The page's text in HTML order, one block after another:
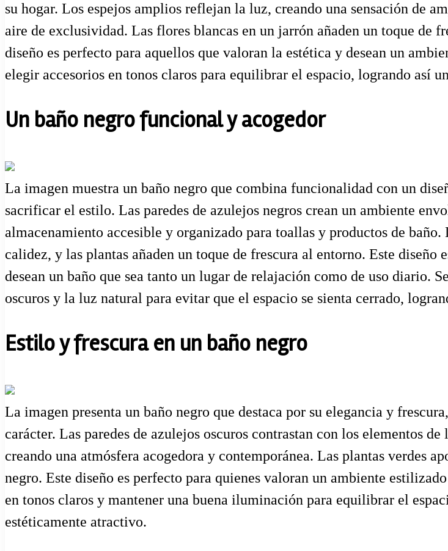
su hogar. Los espejos amplios reflejan la luz, creando una sensación de
aire de exclusividad. Las flores blancas en un jarrón añaden un toque de
diseño es perfecto para aquellos que valoran la estética y desean un
elegir accesorios en tonos claros para equilibrar el espacio, logrando así
Un baño negro funcional y acogedor
La imagen muestra un baño negro que combina funcionalidad con un
sacrificar el estilo. Las paredes de azulejos negros crean un ambiente
almacenamiento accesible y organizado para toallas y productos de
calidez, y las plantas añaden un toque de frescura al entorno. Este
desean un baño que sea tanto un lugar de relajación como de uso diario.
oscuros y la luz natural para evitar que el espacio se sienta cerrado,
Estilo y frescura en un baño negro
La imagen presenta un baño negro que destaca por su elegancia y
carácter. Las paredes de azulejos oscuros contrastan con los elementos
creando una atmósfera acogedora y contemporánea. Las plantas verdes
negro. Este diseño es perfecto para quienes valoran un ambiente
en tonos claros y mantener una buena iluminación para equilibrar el
estéticamente atractivo.